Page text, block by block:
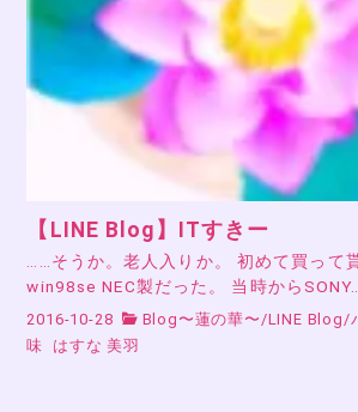
【LINE Blog】ITすきー
……そうか。老人入りか。 初めて買って
win98se NEC製だった。 当時からSONY…
2016-10-28 Blog〜蓮の華〜/LINE Blog/
味
はすな 美羽